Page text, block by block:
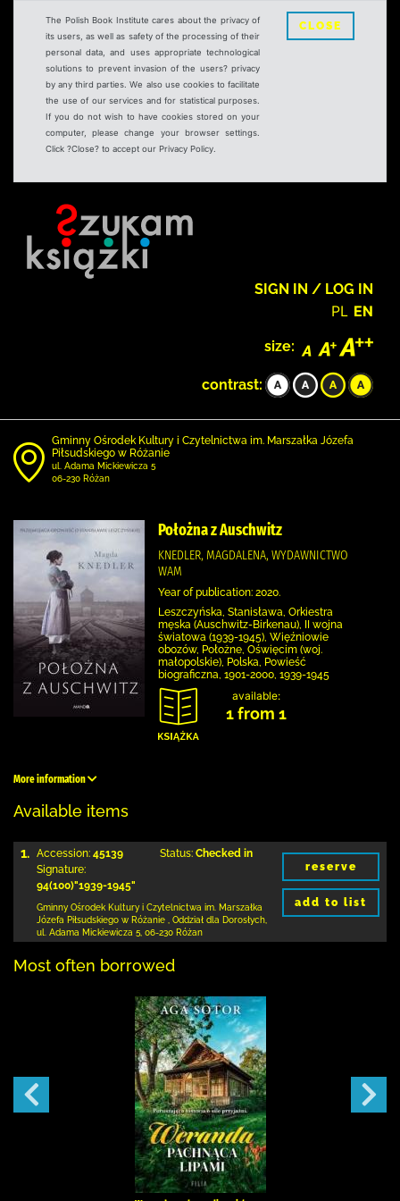
The Polish Book Institute cares about the privacy of
its users, as well as safety of the processing of their
personal data, and uses appropriate technological
solutions to prevent invasion of the users? privacy
by any third parties. We also use cookies to facilitate
the use of our services and for statistical purposes.
If you do not wish to have cookies stored on your
computer, please change your browser settings.
Click ?Close? to accept our Privacy Policy.
CLOSE
SIGN IN / LOG IN
PL EN
size:
contrast:
Gminny Ośrodek Kultury i Czytelnictwa im. Marszałka Józefa
Piłsudskiego w Różanie
ul. Adama Mickiewicza 5
06-230 Różan
Położna z Auschwitz
KNEDLER, MAGDALENA, WYDAWNICTWO
WAM
Year of publication: 2020.
Leszczyńska, Stanisława, Orkiestra
męska (Auschwitz-Birkenau), II wojna
światowa (1939-1945), Więźniowie
obozów, Położne, Oświęcim (woj.
małopolskie), Polska, Powieść
biograficzna, 1901-2000, 1939-1945
available:
1 from 1
More information
Available items
1. Accession: 45139
Signature:
94(100)"1939-1945"
Status: Checked in
Gminny Ośrodek Kultury i Czytelnictwa im. Marszałka
Józefa Piłsudskiego w Różanie
Oddział dla Dorosłych,
ul. Adama Mickiewicza 5 06-230 Różan
reserve
add to list
Most often borrowed